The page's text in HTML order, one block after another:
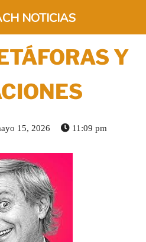
Y
15, 2026 11:09 pm
NOTICIAS